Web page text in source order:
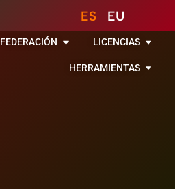
ES EU
FEDERACIÓN LICENCIAS
HERRAMIENTAS